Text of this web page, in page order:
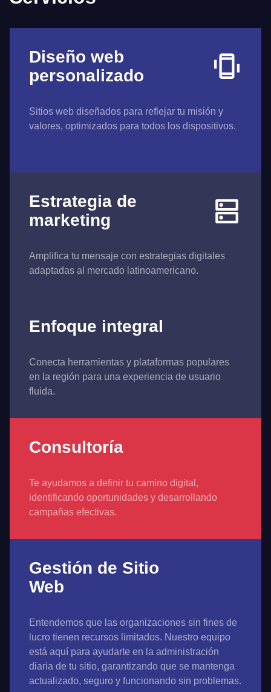
Diseño web
personalizado
Sitios web diseñados para reflejar tu misión y
valores, optimizados para todos los dispositivos.
Estrategia de
marketing
Amplifica tu mensaje con estrategias digitales
adaptadas al mercado latinoamericano.
Enfoque integral
Conecta herramientas y plataformas populares
en la región para una experiencia de usuario
fluida.
Consultoría
Te ayudamos a definir tu camino digital,
identificando oportunidades y desarrollando
campañas efectivas.
Gestión de Sitio
Web
Entendemos que las organizaciones sin fines de
lucro tienen recursos limitados. Nuestro equipo
está aquí para ayudarte en la administración
diaria de tu sitio, garantizando que se mantenga
actualizado, seguro y funcionando sin problemas.